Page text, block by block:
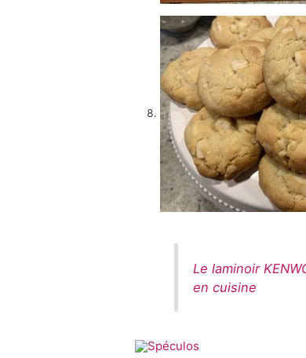
Le laminoir
en cuisine